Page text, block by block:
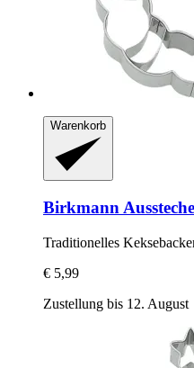
Warenkorb
Birkmann
Traditionelles
€ 5,99
Zustellung bis 12. August